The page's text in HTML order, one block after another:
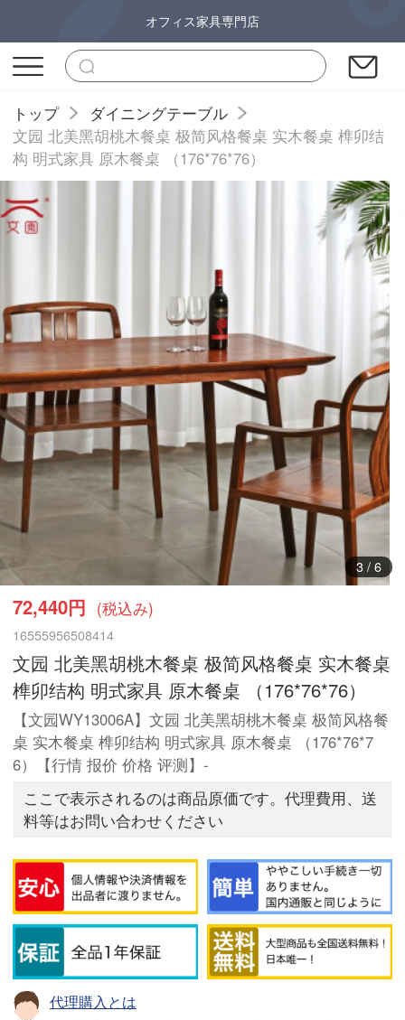
オフィス家具専門店
トップ
ダイニングテーブル
文园 北美黑胡桃木餐桌 极简风格餐桌 实木餐桌 榫卯结
构 明式家具 原木餐桌 （176*76*76）
3/ 6
72,440円 (税込み)
16555956508414
文园 北美黑胡桃木餐桌 极简风格餐桌 实木餐桌
榫卯结构 明式家具 原木餐桌 （176*76*76）
【文园WY13006A】文园 北美黑胡桃木餐桌 极简风格餐
桌 实木餐桌 榫卯结构 明式家具 原木餐桌 （176*76*7
6）【行情 报价 价格 评测】-
ここで表示されるのは商品原価です。代理費用、送
料等はお問い合わせください
代理購入とは